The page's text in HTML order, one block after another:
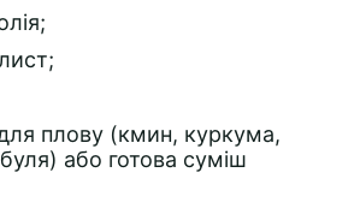
плову (кмин, куркума,
або готова суміш